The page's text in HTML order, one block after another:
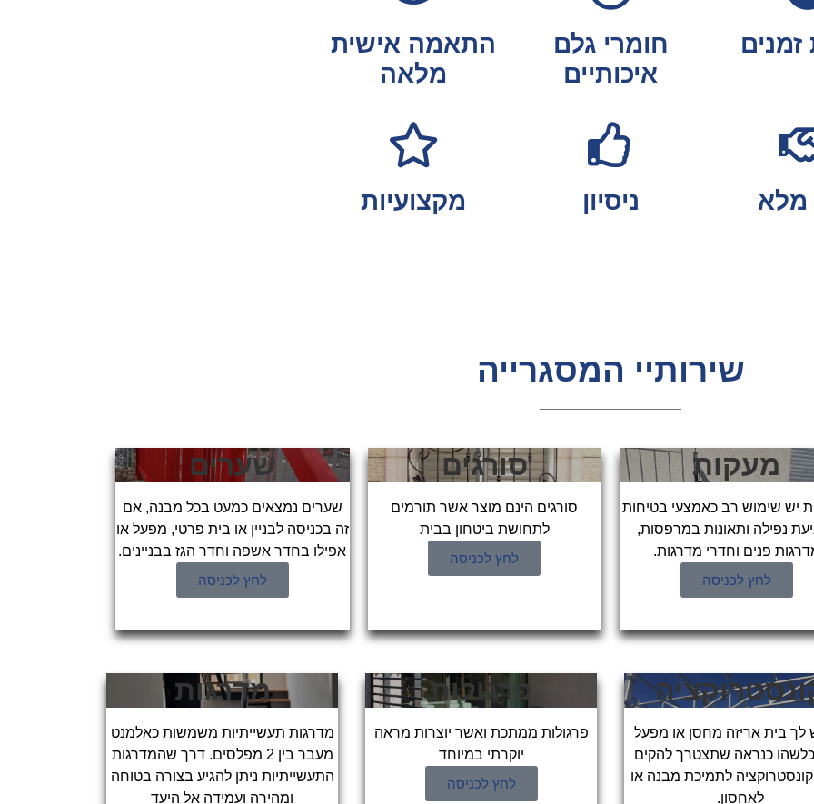
זמנים
חומרי גלם
איכותיים
התאמה אישית
מלאה
מלא ניסיון מקצועיות
שירותיי המסגרייה
מעקות
יש שימוש רב כאמצעי בטיחות
נפילה ותאונות במרפסות,
פנים וחדרי מדרגות.
לחץ לכניסה
סורגים
סורגים הינם מוצר אשר תורמים
לתחושת ביטחון בבית
לחץ לכניסה
שערים
שערים נמצאים כמעט בכל מבנה, אם
זה בכניסה לבניין או בית פרטי, מפעל או
אפילו בחדר אשפה וחדר הגז בבניינים.
לחץ לכניסה
לך בית אריזה מחסן או מפעל
כלשהו כנראה שתצטרך להקים
לתמיכת מבנה או
לאחסון.
פרגולות
פרגולות ממתכת ואשר יוצרות מראה
יוקרתי במיוחד
לחץ לכניסה
מדרגות
מדרגות תעשייתיות משמשות כאלמנט
מעבר בין 2 מפלסים. דרך שהמדרגות
התעשייתיות ניתן להגיע בצורה בטוחה
ומהירה ועמידה אל היעד